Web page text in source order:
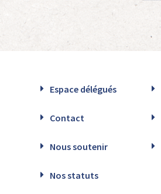
Espace délégués
Contact
Nous soutenir
Nos statuts